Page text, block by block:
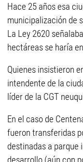
Hace 25 años esa
municipalización de
La Ley 2620
hectáreas se haría
Quienes insistieron
intendente de la
líder de la CGT
En el caso de
fueron transferidas
destinadas a parque